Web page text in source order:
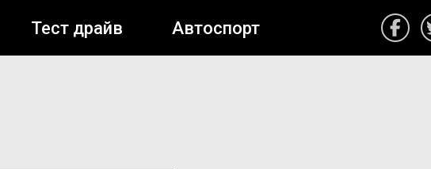
Тест драйв Автоспорт